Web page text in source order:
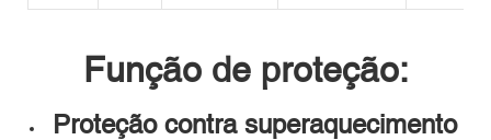
Função de proteção:
Proteção contra superaquecimento